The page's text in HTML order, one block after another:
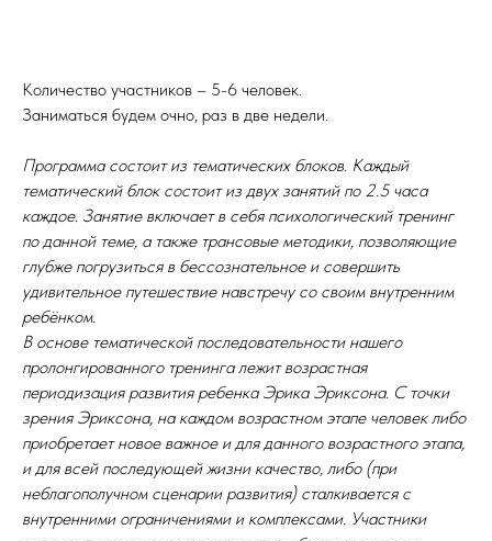
Количество участников – 5-6 человек.
Заниматься будем очно, раз в две недели.
Программа состоит из тематических блоков. Каждый
тематический блок состоит из двух занятий по 2.5 часа
каждое. Занятие включает в себя психологический тренинг
по данной теме, а также трансовые методики, позволяющие
глубже погрузиться в бессознательное и совершить
удивительное путешествие навстречу со своим внутренним
ребёнком.
В основе тематической последовательности нашего
пролонгированного тренинга лежит возрастная
периодизация развития ребенка Эрика Эриксона. С точки
зрения Эриксона, на каждом возрастном этапе человек либо
приобретает новое важное и для данного возрастного этапа,
и для всей последующей жизни качество, либо (при
неблагополучном сценарии развития) сталкивается с
внутренними ограничениями и комплексами. Участники